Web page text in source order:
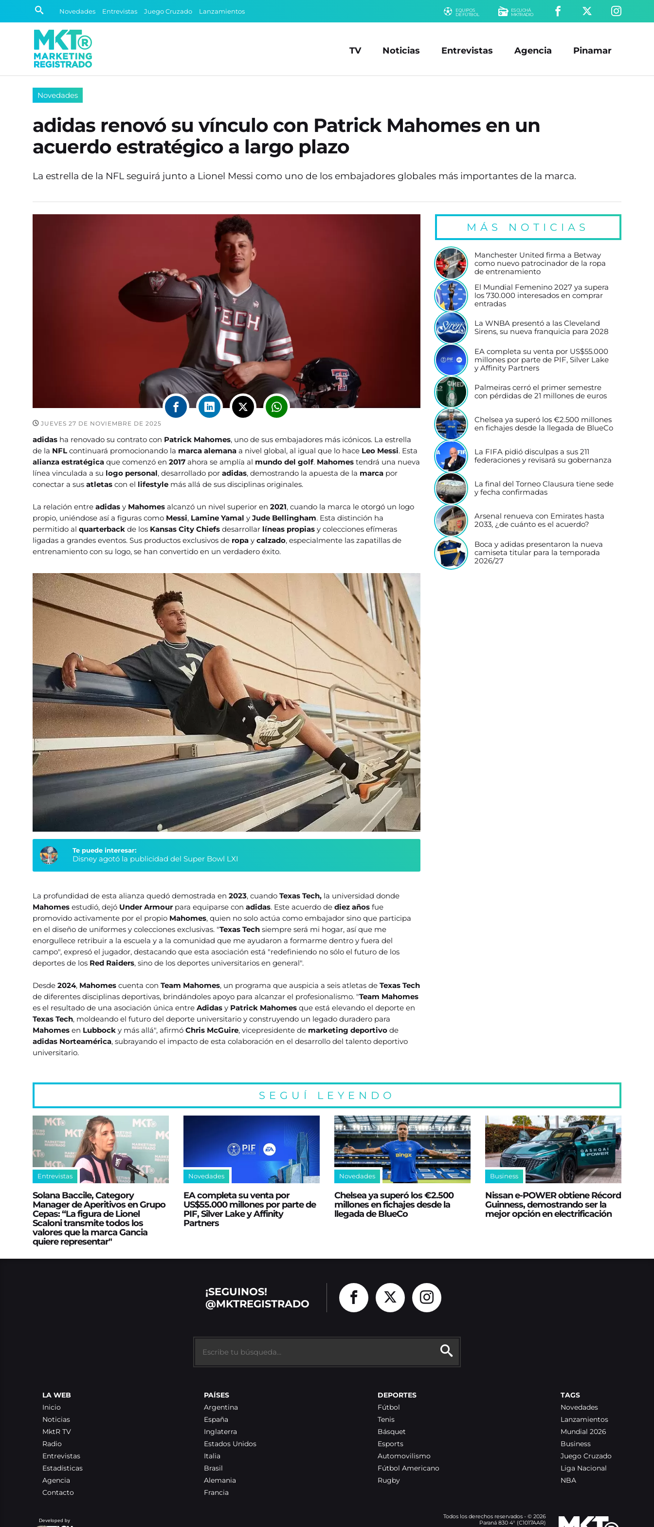
Novedades Entrevistas Juego Cruzado Lanzamientos
EQUIPOS
DE FÚTBOL
ESCUCHÁ
MKTRADIO
TV Noticias Entrevistas Agencia Pinamar
Novedades
adidas renovó su vínculo con Patrick Mahomes en un
acuerdo estratégico a largo plazo
La estrella de la NFL seguirá junto a Lionel Messi como uno de los embajadores globales más importantes de la marca.
JUEVES 27 DE NOVIEMBRE DE 2025
adidas ha renovado su contrato con Patrick Mahomes, uno de sus embajadores más icónicos. La estrella
de la NFL continuará promocionando la marca alemana a nivel global, al igual que lo hace Leo Messi. Esta
alianza estratégica que comenzó en2017 ahora se amplía al mundo del golf. Mahomes tendrá una nueva
línea vinculada a su logo personal, desarrollado poradidas, demostrando la apuesta de la marca por
conectar a susatletas con el lifestyle más allá de sus disciplinas originales.
La relación entreadidas y Mahomes alcanzó un nivel superior en2021, cuando la marca le otorgó un logo
propio, uniéndose así a figuras como Messi, Lamine Yamal yJude Bellingham. Esta distinción ha
permitido alquarterback de los Kansas City Chiefs desarrollar líneas propias y colecciones efímeras
ligadas a grandes eventos. Sus productos exclusivos de ropa ycalzado, especialmente las zapatillas de
entrenamiento con su logo, se han convertido en un verdadero éxito.
Te puede interesar:
Disney agotó la publicidad del Super Bowl LXI
La profundidad de esta alianza quedó demostrada en2023, cuandoTexas Tech, la universidad donde
Mahomes estudió, dejó Under Armour para equiparse conadidas. Este acuerdo dediez años fue
promovido activamente por el propio Mahomes, quien no solo actúa como embajador sino que participa
en el diseño de uniformes y colecciones exclusivas. "Texas Tech siempre será mi hogar, así que me
enorgullece retribuir a la escuela y a la comunidad que me ayudaron a formarme dentro y fuera del
campo", expresó el jugador, destacando que esta asociación está "redefiniendo no sólo el futuro de los
deportes de los Red Raiders, sino de los deportes universitarios en general".
Desde2024, Mahomes cuenta conTeam Mahomes, un programa que auspicia a seis atletas de Texas Tech
de diferentes disciplinas deportivas, brindándoles apoyo para alcanzar el profesionalismo. "Team Mahomes
es el resultado de una asociación única entreAdidas y Patrick Mahomes que está elevando el deporte en
Texas Tech, moldeando el futuro del deporte universitario y construyendo un legado duradero para
Mahomes en Lubbock y más allá", afirmóChris McGuire, vicepresidente de marketing deportivo de
adidas Norteamérica, subrayando el impacto de esta colaboración en el desarrollo del talento deportivo
universitario.
MÁS NOTICIAS
Manchester United firma a Betway
como nuevo patrocinador de la ropa
de entrenamiento
El Mundial Femenino 2027 ya supera
los 730.000 interesados en comprar
entradas
La WNBA presentó a las Cleveland
Sirens, su nueva franquicia para 2028
EA completa su venta por US$55.000
millones por parte de PIF, Silver Lake
y Affinity Partners
Palmeiras cerró el primer semestre
con pérdidas de 21 millones de euros
Chelsea ya superó los €2.500 millones
en fichajes desde la llegada de BlueCo
La FIFA pidió disculpas a sus 211
federaciones y revisará su gobernanza
La final del Torneo Clausura tiene sede
y fecha confirmadas
Arsenal renueva con Emirates hasta
2033, ¿de cuánto es el acuerdo?
Boca y adidas presentaron la nueva
camiseta titular para la temporada
2026/27
SEGUÍ LEYENDO
Entrevistas
Solana Baccile, Category
Manager de Aperitivos en Grupo
Cepas: “La figura de Lionel
Scaloni transmite todos los
valores que la marca Gancia
quiere representar"
Novedades
EA completa su venta por
US$55.000 millones por parte de
PIF, Silver Lake y Affinity
Partners
Novedades
Chelsea ya superó los €2.500
millones en fichajes desde la
llegada de BlueCo
Business
Nissan e‑POWER obtiene Récord
Guinness, demostrando ser la
mejor opción en electrificación
¡SEGUINOS!
@MKTREGISTRADO
LA WEB
Inicio
Noticias
MktR TV
Radio
Entrevistas
Estadísticas
Agencia
Contacto
PAÍSES
Argentina
España
Inglaterra
Estados Unidos
Italia
Brasil
Alemania
Francia
DEPORTES
Fútbol
Tenis
Básquet
Esports
Automovilismo
Fútbol Americano
Rugby
TAGS
Novedades
Lanzamientos
Mundial 2026
Business
Juego Cruzado
Liga Nacional
NBA
Developed by
Todos los derechos reservados - © 2026
Paraná 830 4° (C1017AAR)